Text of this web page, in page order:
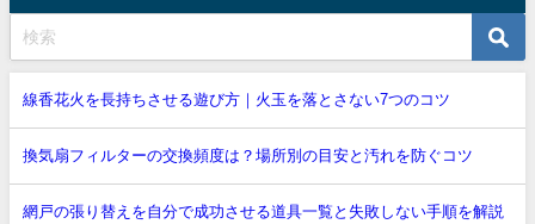
線香花火を長持ちさせる遊び方｜火玉を落とさない7つのコツ
換気扇フィルターの交換頻度は？場所別の目安と汚れを防ぐコツ
網戸の張り替えを自分で成功させる道具一覧と失敗しない手順を解説